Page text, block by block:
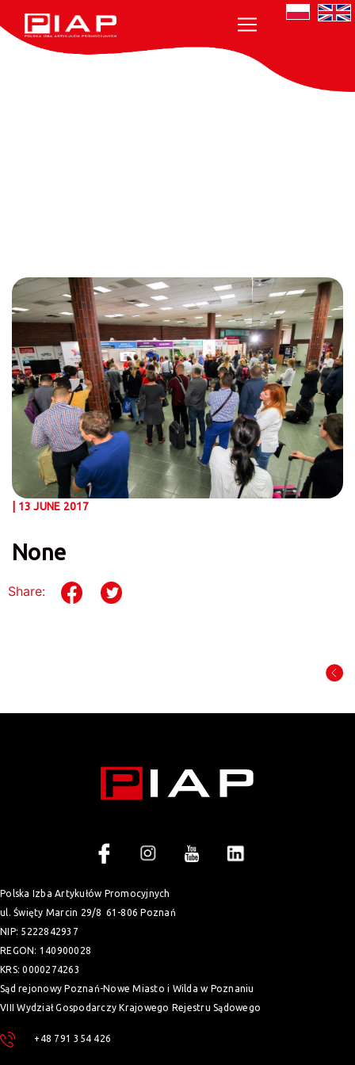
| 13 JUNE 2017
None
Share:
Polska Izba Artykułów Promocyjnych
ul. Święty Marcin 29/8 61-806 Poznań
NIP: 5222842937
REGON: 140900028
KRS: 0000274263
Sąd rejonowy Poznań-Nowe Miasto i Wilda w Poznaniu
VIII Wydział Gospodarczy Krajowego Rejestru Sądowego
+48 791 354 426